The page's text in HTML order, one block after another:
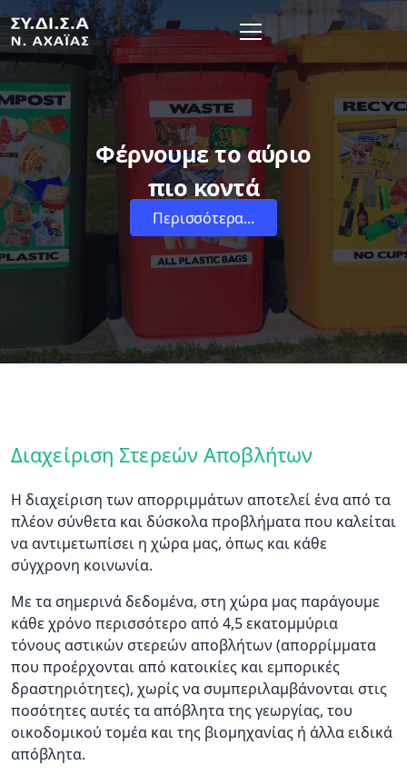
Φέρνουμε το αύριο
πιο κοντά
Περισσότερα...
Διαχείριση Στερεών Αποβλήτων
Η διαχείριση των απορριμμάτων αποτελεί ένα από τα
πλέον σύνθετα και δύσκολα προβλήματα που καλείται
να αντιμετωπίσει η χώρα μας, όπως και κάθε
σύγχρονη κοινωνία.
Με τα σημερινά δεδομένα, στη χώρα μας παράγουμε
κάθε χρόνο περισσότερο από 4,5 εκατομμύρια
τόνους αστικών στερεών αποβλήτων (απορρίμματα
που προέρχονται από κατοικίες και εμπορικές
δραστηριότητες), χωρίς να συμπεριλαμβάνονται στις
ποσότητες αυτές τα απόβλητα της γεωργίας, του
οικοδομικού τομέα και της βιομηχανίας ή άλλα ειδικά
απόβλητα.